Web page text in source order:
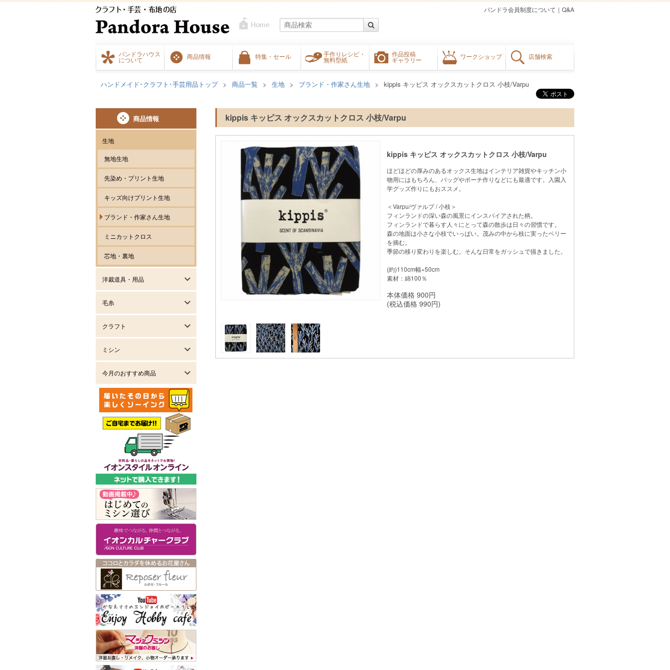
パンドラハウス
について
商品情報 特集・セール
手作りレシピ・
無料型紙
作品投稿
ギャラリー
ワークショップ 店舗検索
Q&A
｜
パンドラ会員制度について
ハンドメイド･クラフト･手芸用品トップ 商品一覧 生地 ブランド・作家さん生地 kippis キッピス オックスカットクロス 小枝/Varpu
kippis キッピス オックスカットクロス 小枝/Varpu
kippis キッピス オックスカットクロス 小枝/Varpu
ほどほどの厚みのあるオックス生地はインテリア雑貨やキッチン小
物用にはもちろん、バッグやポーチ作りなどにも最適です。入園入
学グッズ作りにもおススメ。
＜Varpu/ヴァルプ / 小枝＞
フィンランドの深い森の風景にインスパイアされた柄。
フィンランドで暮らす人々にとって森の散歩は日々の習慣です。
森の地面は小さな小枝でいっぱい。茂みの中から枝に実ったベリー
を摘む。
季節の移り変わりを楽しむ。そんな日常をガッシュで描きました。
(約)110cm幅×50cm
素材：綿100％
本体価格 900円
(税込価格 990円)
商品情報
生地
無地生地
先染め・プリント生地
キッズ向けプリント生地
ブランド・作家さん生地
ミニカットクロス
芯地・裏地
洋裁道具・用品
毛糸
クラフト
ミシン
今月のおすすめ商品